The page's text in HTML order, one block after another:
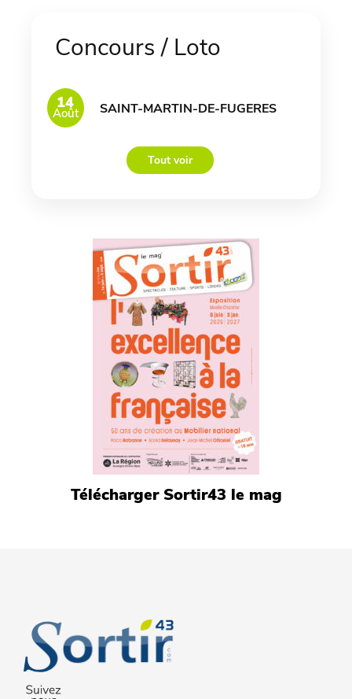
Concours / Loto
14
Août SAINT-MARTIN-DE-FUGERES
Tout voir
Télécharger Sortir43 le mag